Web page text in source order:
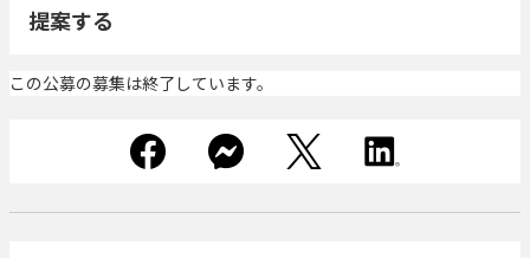
提案する
この公募の募集は終了しています。